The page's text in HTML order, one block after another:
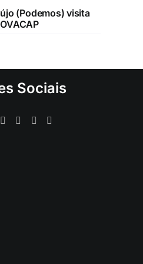
(Podemos) visita
Sociais